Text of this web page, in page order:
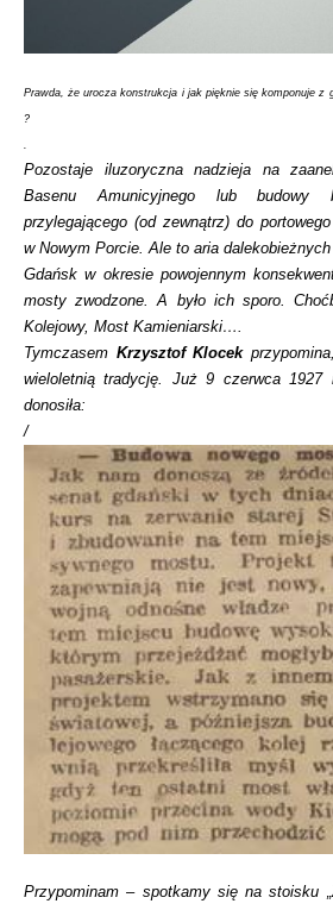
Prawda, że urocza konstrukcja i jak pięknie się komponuje z
?
.
Pozostaje iluzoryczna nadzieja na
Basenu Amunicyjnego lub budowy
przylegającego (od zewnątrz) do
w Nowym Porcie. Ale to aria dalekobieżnych
Gdańsk w okresie powojennym
mosty zwodzone. A było ich sporo.
Kolejowy, Most Kamieniarski….
Tymczasem Krzysztof Klocek
wieloletnią tradycję. Już 9 czerwca 1927
donosiła:
/
Przypominam – spotkamy się na stoisku